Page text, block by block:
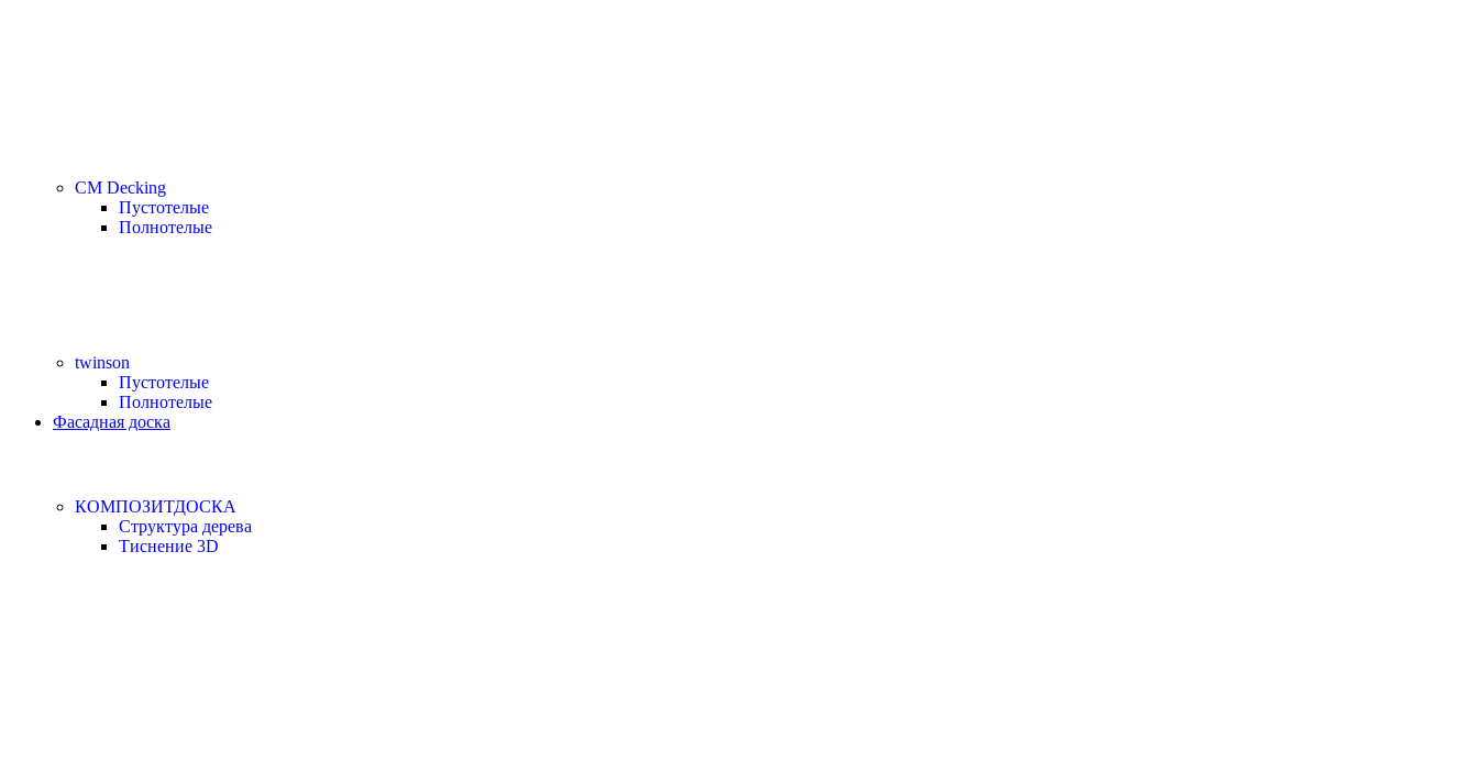
CM Decking
Пустотелые
Полнотелые
twinson
Пустотелые
Полнотелые
Фасадная доска
КОМПОЗИТДОСКА
Структура дерева
Тиснение 3D